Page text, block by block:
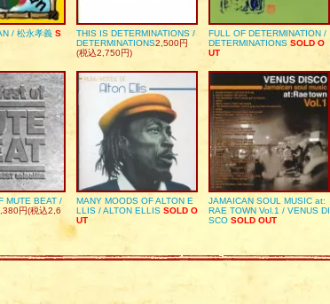
/ 松永孝義 S
THIS IS DETERMINATIONS /
DETERMINATIONS2,500円
(税込2,750円)
FULL OF DETERMINATION /
DETERMINATIONS SOLD O
UT
MUTE BEAT /
円(税込2,6
MANY MOODS OF ALTON E
LLIS / ALTON ELLIS SOLD O
UT
JAMAICAN SOUL MUSIC at:
RAE TOWN Vol.1 / VENUS DI
SCO SOLD OUT